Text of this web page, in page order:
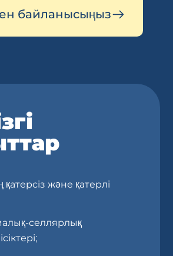
байланысыңыз
және қатерлі
селлярлық